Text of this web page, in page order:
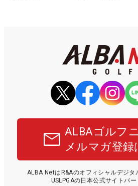
ALBAゴルフ
メルマガ登録
ALBA NetはR&Aのオフィシャルデジタ
USLPGAの日本公式サイトパー